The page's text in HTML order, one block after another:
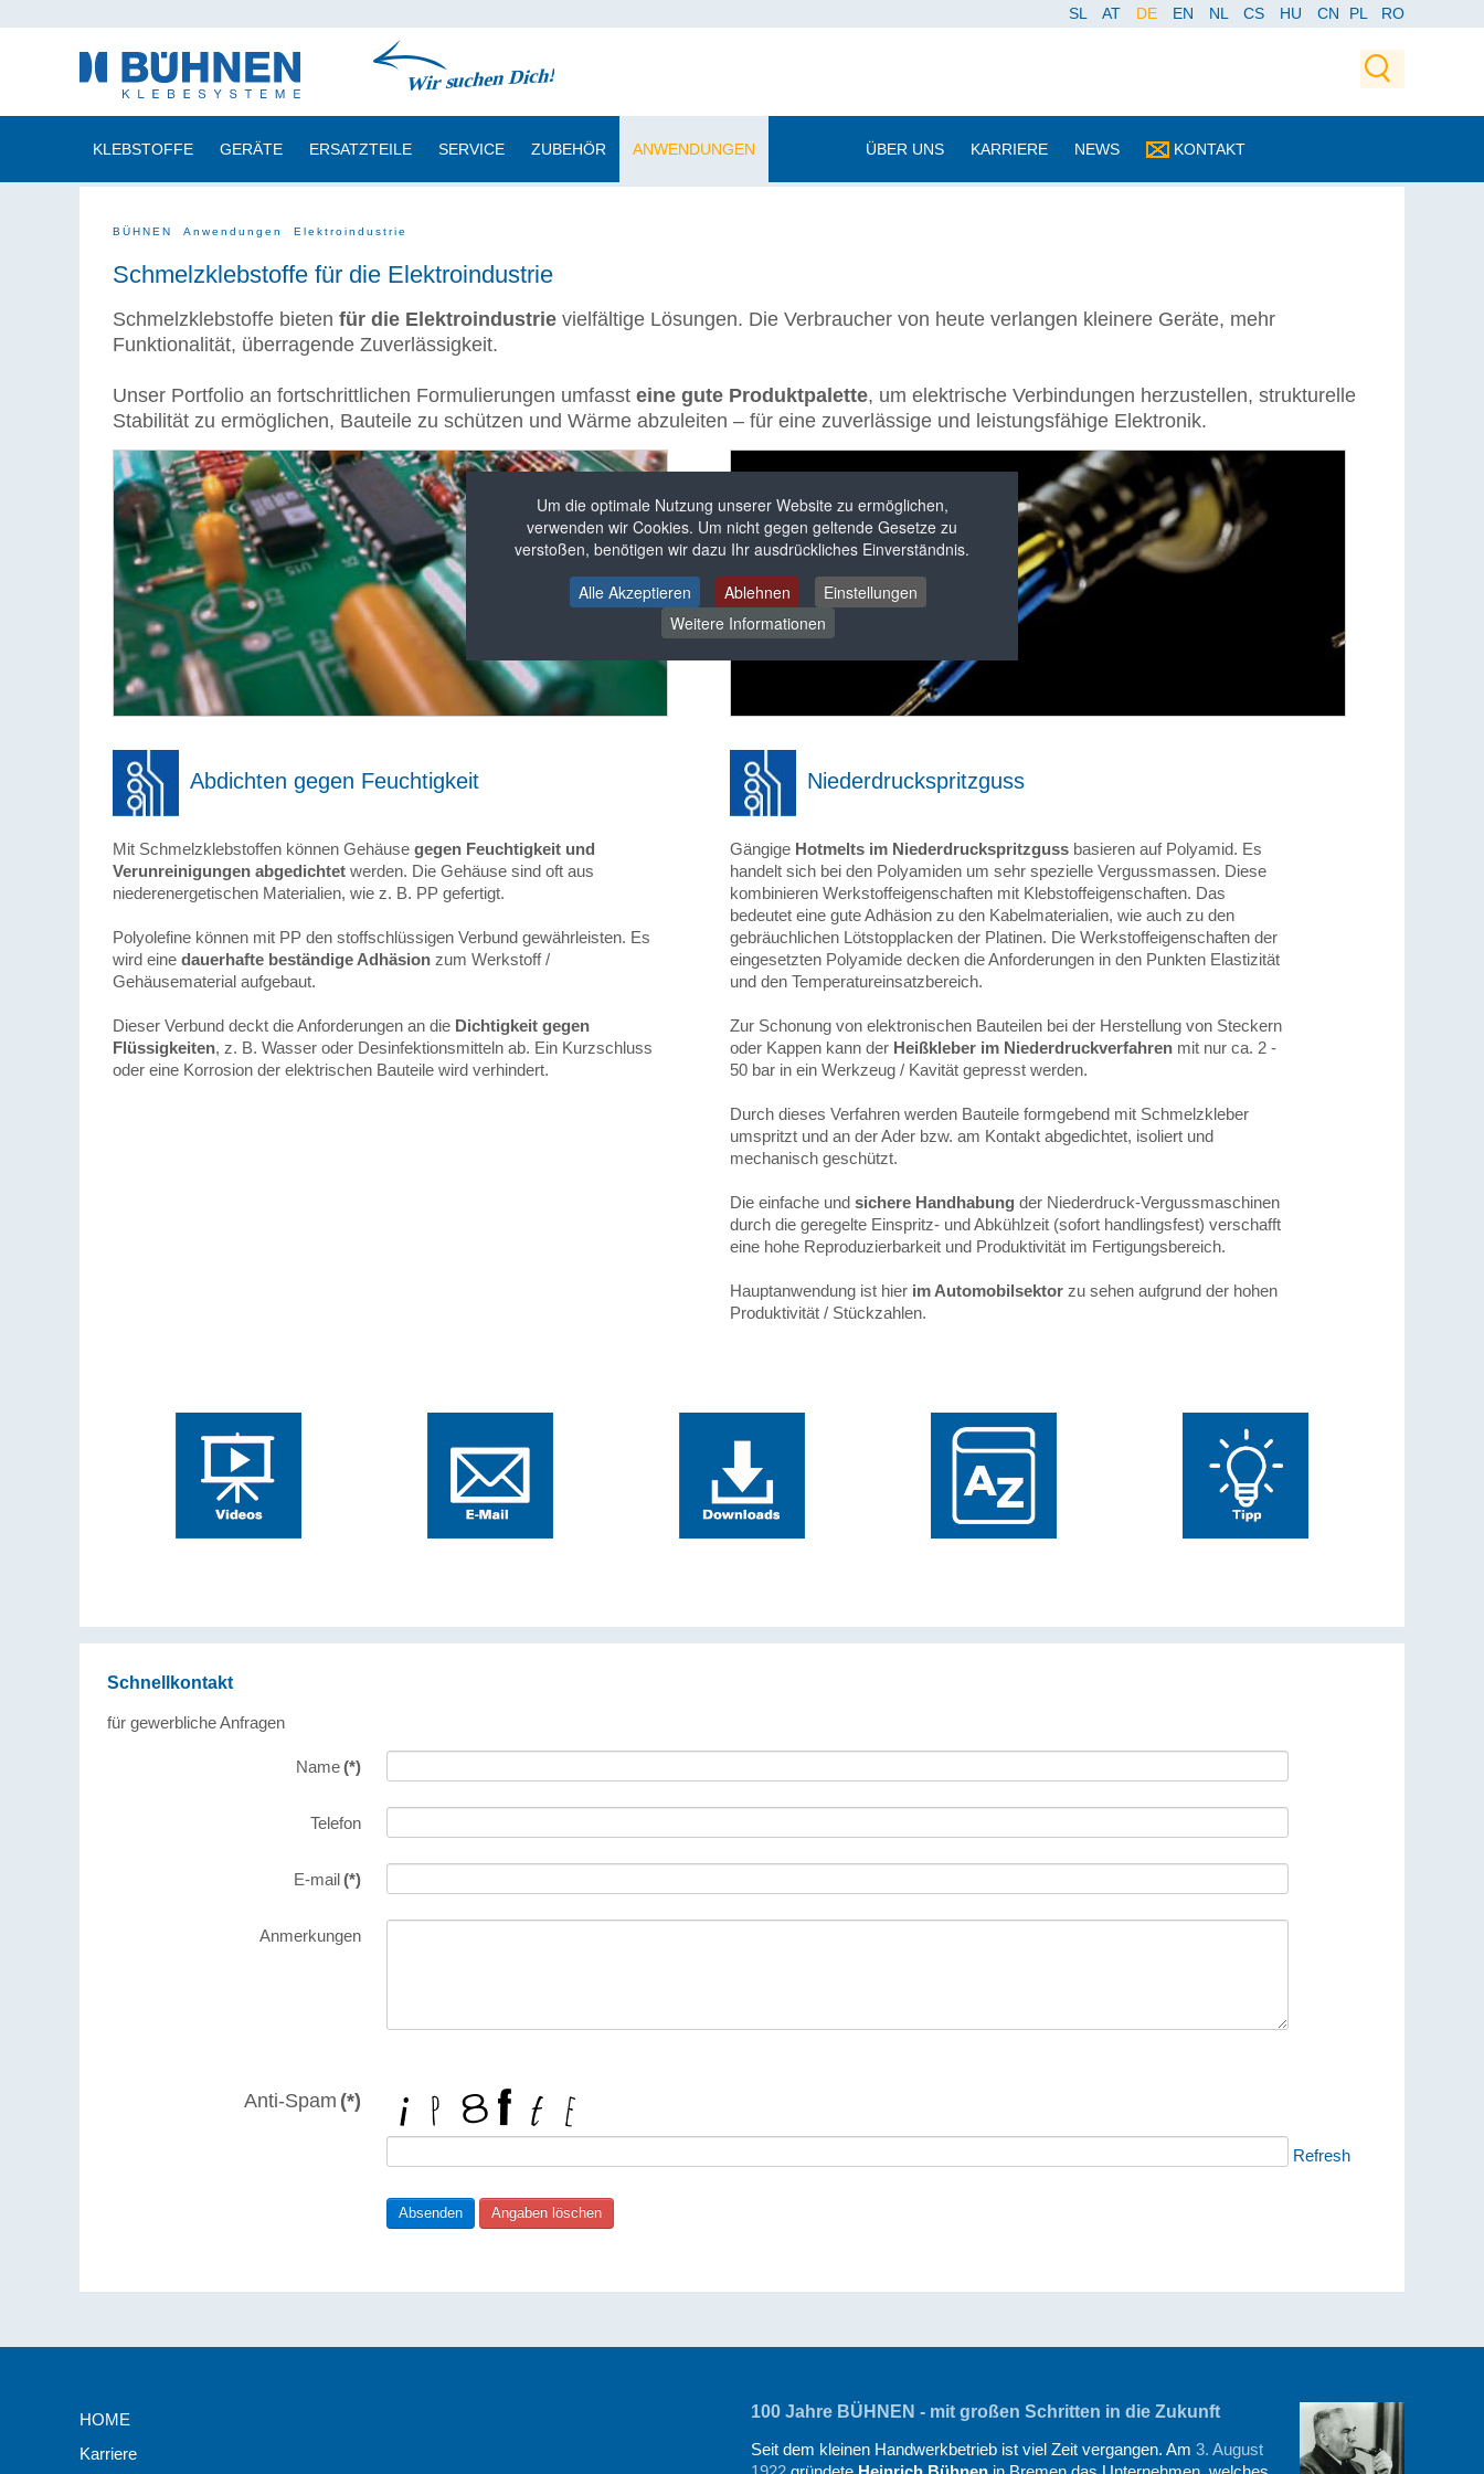
SL AT DE EN NL CS HU CN PL RO
KLEBSTOFFE GERÄTE ERSATZTEILE SERVICE ZUBEHÖR ANWENDUNGEN ÜBER UNS KARRIERE NEWS KONTAKT
BÜHNEN Anwendungen Elektroindustrie
Schmelzklebstoffe für die Elektroindustrie
Schmelzklebstoffe bieten für die Elektroindustrie vielfältige Lösungen. Die Verbraucher von heute verlangen kleinere Geräte, mehr
Funktionalität, überragende Zuverlässigkeit.
Unser Portfolio an fortschrittlichen Formulierungen umfasst eine gute Produktpalette, um elektrische Verbindungen herzustellen, strukturelle
Stabilität zu ermöglichen, Bauteile zu schützen und Wärme abzuleiten – für eine zuverlässige und leistungsfähige Elektronik.
Abdichten gegen Feuchtigkeit
Mit Schmelzklebstoffen können Gehäuse gegen Feuchtigkeit und
Verunreinigungen abgedichtet werden. Die Gehäuse sind oft aus
niederenergetischen Materialien, wie z. B. PP gefertigt.
Polyolefine können mit PP den stoffschlüssigen Verbund gewährleisten. Es
wird eine dauerhafte beständige Adhäsion zum Werkstoff /
Gehäusematerial aufgebaut.
Dieser Verbund deckt die Anforderungen an die Dichtigkeit gegen
Flüssigkeiten, z. B. Wasser oder Desinfektionsmitteln ab. Ein Kurzschluss
oder eine Korrosion der elektrischen Bauteile wird verhindert.
Niederdruckspritzguss
Gängige Hotmelts im Niederdruckspritzgussbasieren auf Polyamid. Es
handelt sich bei den Polyamiden um sehr spezielle Vergussmassen. Diese
kombinieren Werkstoffeigenschaften mit Klebstoffeigenschaften. Das
bedeutet eine gute Adhäsion zu den Kabelmaterialien, wie auch zu den
gebräuchlichen Lötstopplacken der Platinen. Die Werkstoffeigenschaften der
eingesetzten Polyamide decken die Anforderungen in den Punkten Elastizität
und den Temperatureinsatzbereich.
Zur Schonung von elektronischen Bauteilen bei der Herstellung von Steckern
oder Kappen kann der Heißkleber im Niederdruckverfahrenmit nur ca. 2 -
50 bar in ein Werkzeug / Kavität gepresst werden.
Durch dieses Verfahren werden Bauteile formgebend mit Schmelzkleber
umspritzt und an der Ader bzw. am Kontakt abgedichtet, isoliert und
mechanisch geschützt.
Die einfache undsichere Handhabung der Niederdruck-Vergussmaschinen
durch die geregelte Einspritz- und Abkühlzeit (sofort handlingsfest) verschafft
eine hohe Reproduzierbarkeit und Produktivität im Fertigungsbereich.
Hauptanwendung ist hier im Automobilsektorzu sehen aufgrund der hohen
Produktivität / Stückzahlen.
Schnellkontakt
für gewerbliche Anfragen
Name(*)
Telefon
E-mail(*)
Anmerkungen
Anti-Spam (*)
Refresh
HOME
Karriere
100 Jahre BÜHNEN - mit großen Schritten in die Zukunft
Seit dem kleinen Handwerkbetrieb ist viel Zeit vergangen. Am 3. August
Um die optimale Nutzung unserer Website zu ermöglichen,
verwenden wir Cookies. Um nicht gegen geltende Gesetze zu
verstoßen, benötigen wir dazu Ihr ausdrückliches Einverständnis.
Alle Akzeptieren
Ablehnen
Einstellungen
Weitere Informationen